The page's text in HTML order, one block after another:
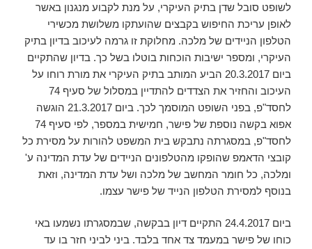
לשופט סובל שדן בתיק העיקרי, על מנת לקבוע מנגנון באשר
לאופן עריכת החיפוש בקבצים שהועתקו משלושת מכשירי
הטלפון הניידים של מלכה. מחלוקת זו גרמה לעיכוב בדיון בתיק
העיקרי, ומספר ישיבות הוכחות בוטלו בשל כך. בדיון שהתקיים
ביום 20.3.2017 הביע המותב בתיק העיקרי את מורת רוחו על
העיכוב והחזיר את הצדדים להתדיין במסלול של סעיף 74
לחסד"פ, בפני השופט המוסמך לכך. ביום 21.3.2017 הוגשה
אפוא בקשה נוספת של פישר, חמישית במספר, לפי סעיף 74
לחסד"פ, במסגרתה נתבקש בית המשפט להורות על מסירת כל
קובצי הדאמפ שהופקו מהטלפונים הניידים של עדת המדינה ע'
ומלכה, כל חומר המחשב של מלכה ושל עדת המדינה, וזאת
בנוסף למסירת הטלפון הנייד של פישר עצמו.
ביום 24.4.2017 התקיים דיון בבקשה, שבמסגרתו נשמעו באי
כוחו של פישר במעמד צד אחד בלבד. ביני לביני חזר בו עד